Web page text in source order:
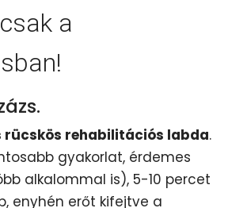
a
rücskös rehabilitációs labda.
gyakorlat, érdemes
alkalommal is), 5-10 percet
enyhén erőt kifejtve a